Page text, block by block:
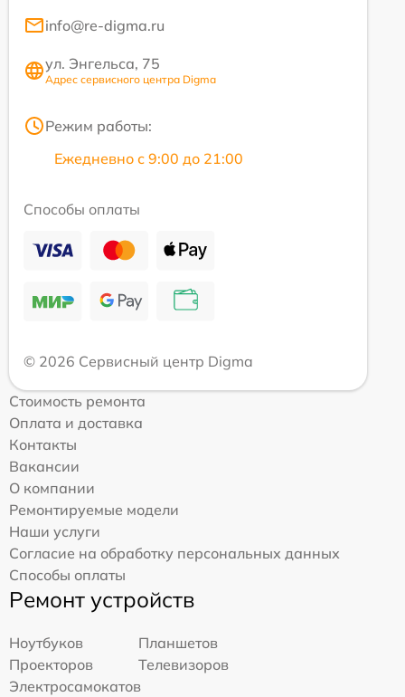
info@re-digma.ru
ул. Энгельса, 75
Адрес сервисного центра Digma
Режим работы:
Ежедневно с 9:00 до 21:00
Способы оплаты
© 2026 Сервисный центр Digma
Стоимость ремонта
Оплата и доставка
Контакты
Вакансии
О компании
Ремонтируемые модели
Наши услуги
Согласие на обработку персональных данных
Способы оплаты
Ремонт устройств
Ноутбуков
Планшетов
Проекторов
Телевизоров
Электросамокатов